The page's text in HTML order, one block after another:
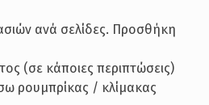
ανά σελίδες. Προσθήκη
(σε κάποιες περιπτώσεις)
ρουμπρίκας / κλίμακας